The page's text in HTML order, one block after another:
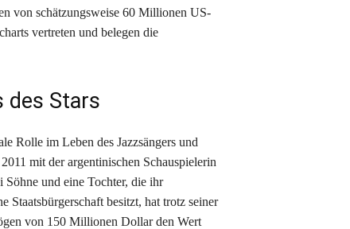
von schätzungsweise 60 Millionen US-
vertreten und belegen die
des Stars
Rolle im Leben des Jazzsängers und
mit der argentinischen Schauspielerin
und eine Tochter, die ihr
Staatsbürgerschaft besitzt, hat trotz seiner
von 150 Millionen Dollar den Wert